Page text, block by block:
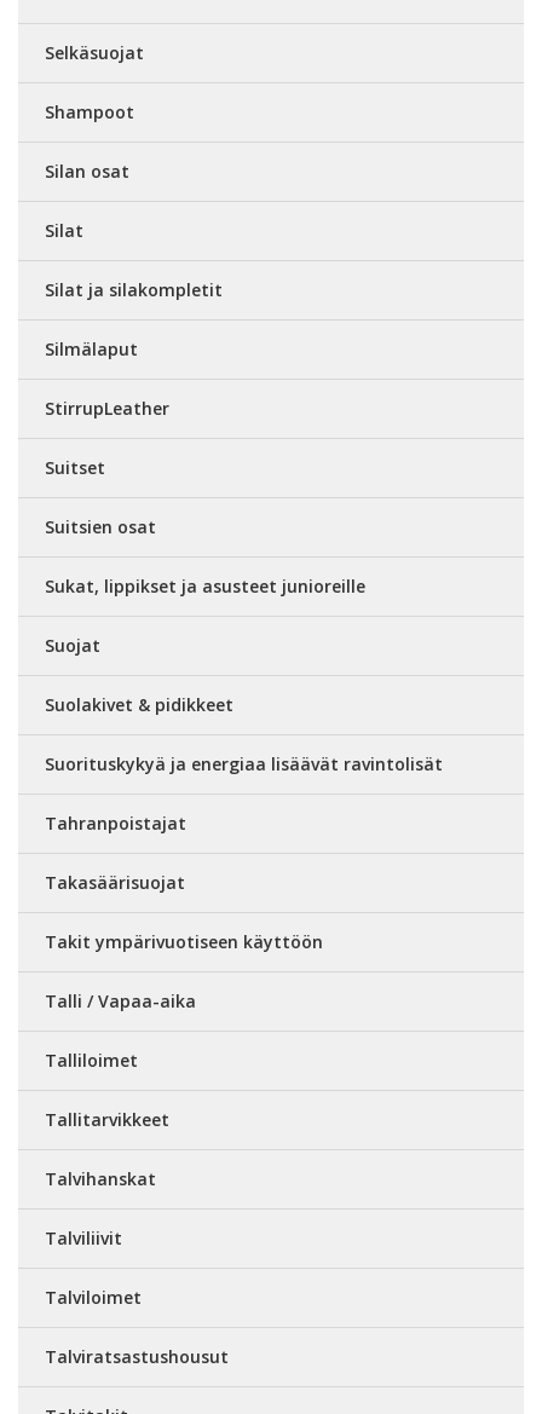
Selkäsuojat
Shampoot
Silan osat
Silat
Silat ja silakompletit
Silmälaput
StirrupLeather
Suitset
Suitsien osat
Sukat, lippikset ja asusteet junioreille
Suojat
Suolakivet & pidikkeet
Suorituskykyä ja energiaa lisäävät ravintolisät
Tahranpoistajat
Takasäärisuojat
Takit ympärivuotiseen käyttöön
Talli / Vapaa-aika
Talliloimet
Tallitarvikkeet
Talvihanskat
Talviliivit
Talviloimet
Talviratsastushousut